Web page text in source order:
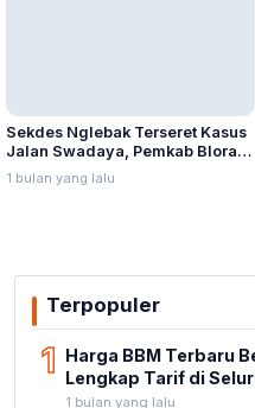
Sekdes Nglebak Terseret Kasus
Jalan Swadaya, Pemkab Blora
Sebut Pendampingan Hukum
1 bulan yang lalu
Terpopuler
1 Lengkap Tarif di
1 bulan yang lalu